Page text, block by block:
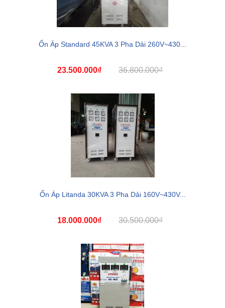
Ổn Áp Standard 45KVA 3 Pha Dải 260V~430...
23.500.000₫ 36.800.000₫
Ổn Áp Litanda 30KVA 3 Pha Dải 160V~430V...
18.000.000₫ 30.500.000₫